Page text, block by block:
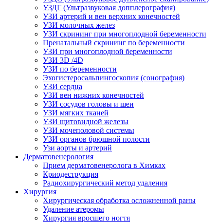
УЗДГ (Ультразвуковая допплерография)
УЗИ артерий и вен верхних конечностей
УЗИ молочных желез
УЗИ скрининг при многоплодной беременности
Пренатальный скрининг по беременности
УЗИ при многоплодной беременности
УЗИ 3D /4D
УЗИ по беременности
Эхогистеросальпингоскопия (сонография)
УЗИ сердца
УЗИ вен нижних конечностей
УЗИ сосудов головы и шеи
УЗИ мягких тканей
УЗИ щитовидной железы
УЗИ мочеполовой системы
УЗИ органов брюшной полости
Узи аорты и артерий
Дерматовенерология
Прием дерматовенеролога в Химках
Криодеструкция
Радиохирургический метод удаления
Хирургия
Хирургическая обработка осложненной раны
Удаление атеромы
Хирургия вросшего ногтя